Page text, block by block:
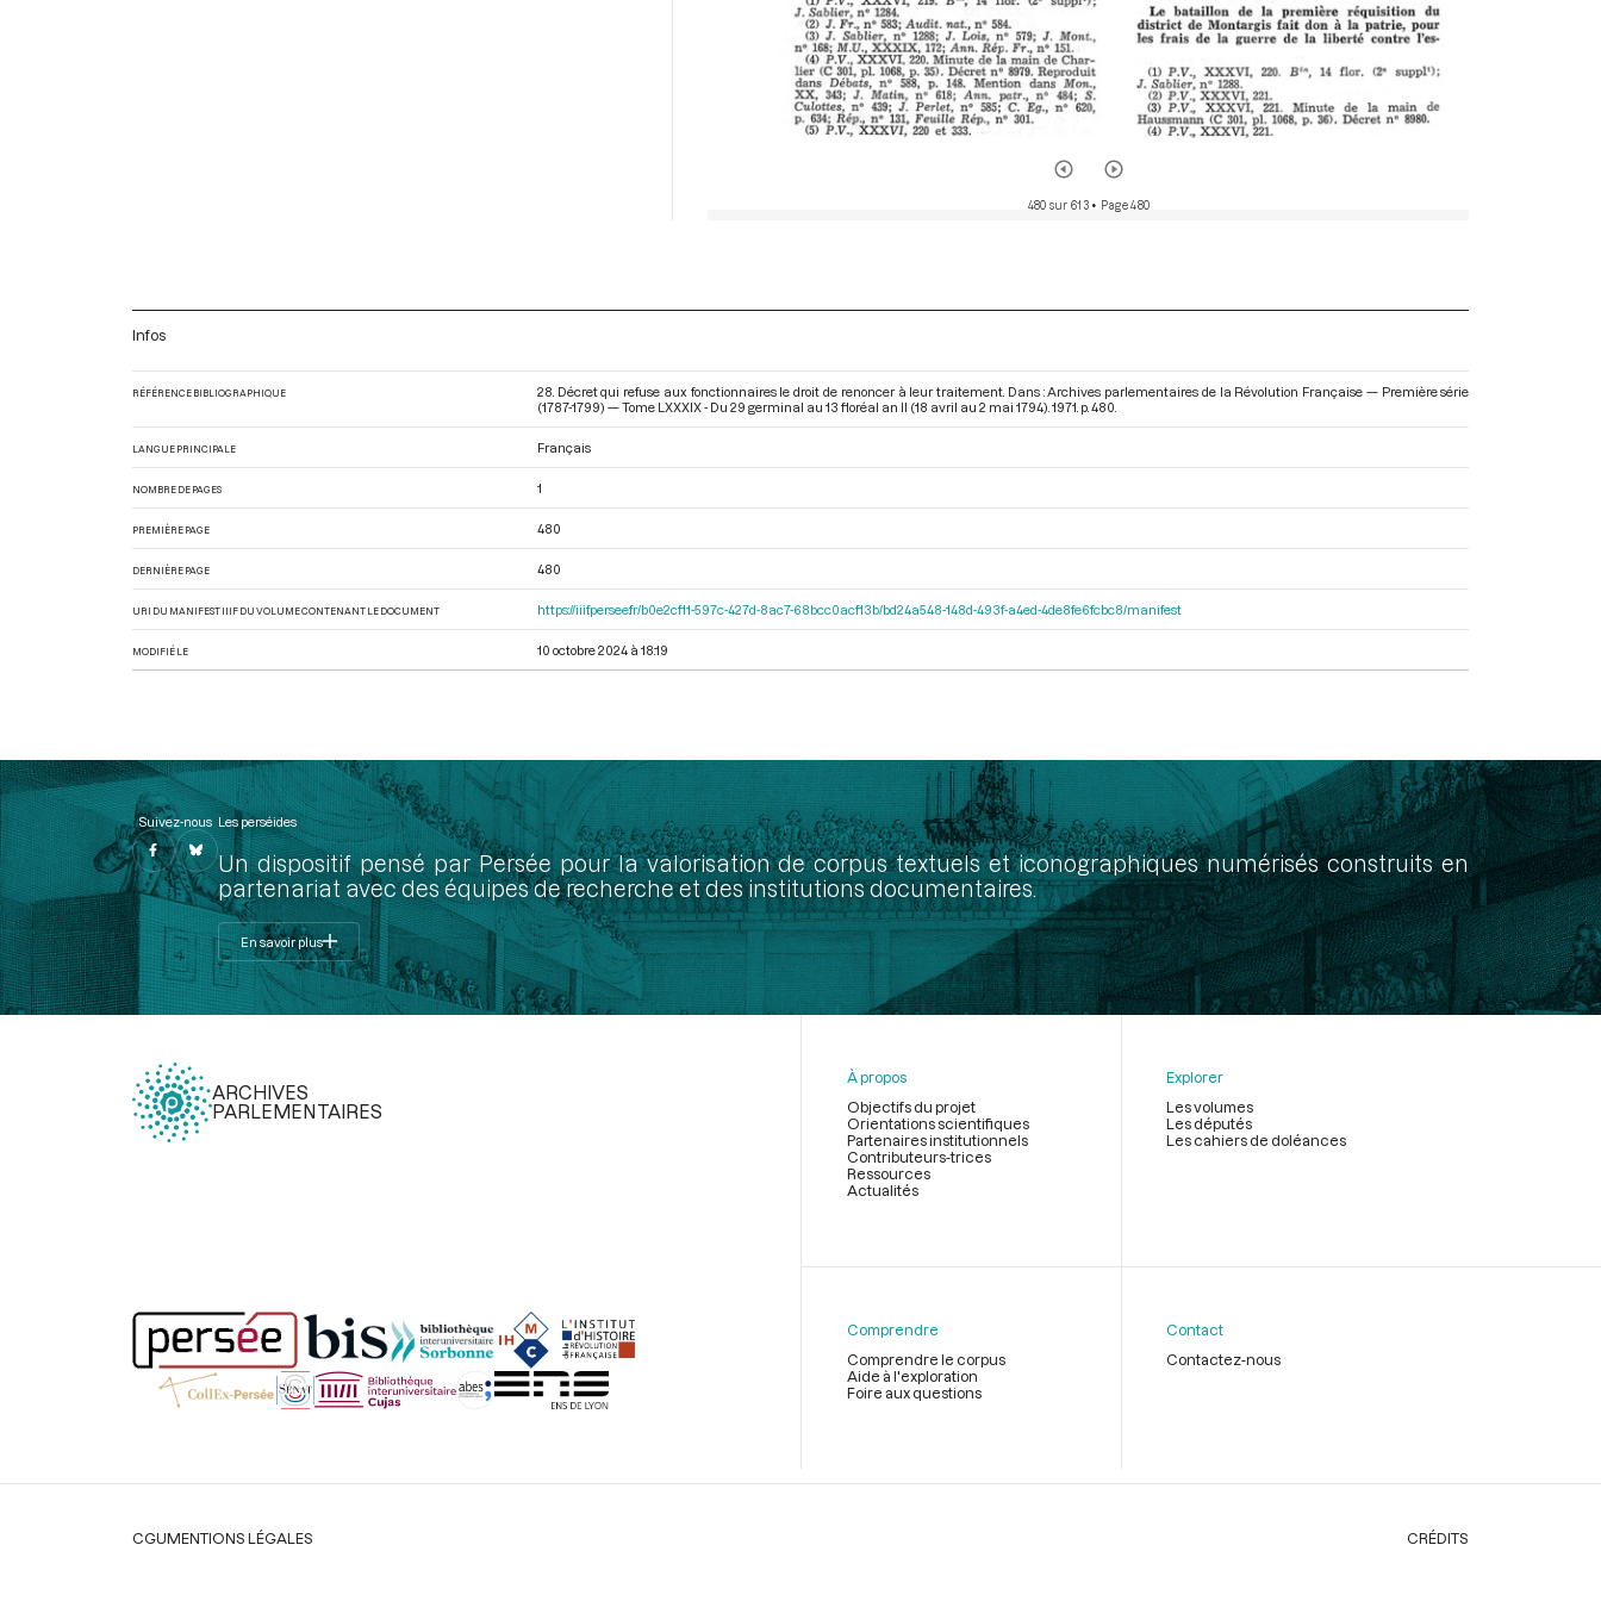
480 sur 613• Page 480
Infos
RÉFÉRENCE BIBLIOGRAPHIQUE
28. Décret qui refuse aux fonctionnaires le droit de renoncer à leur traitement. Dans : Archives parlementaires de la Révolution Française — Première série
(1787-1799) — Tome LXXXIX - Du 29 germinal au 13 floréal an II (18 avril au 2 mai 1794) . 1971. p. 480.
LANGUE PRINCIPALE Français
NOMBRE DE PAGES 1
PREMIÈRE PAGE 480
DERNIÈRE PAGE 480
URI DU MANIFEST IIIF DU VOLUME CONTENANT LE DOCUMENT https://iiif.persee.fr/b0e2cf11-597c-427d-8ac7-68bcc0acf13b/bd24a548-148d-493f-a4ed-4de8fe6fcbc8/manifest
MODIFIÉ LE 10 octobre 2024 à 18:19
Suivez-nous Les perséides
Un dispositif pensé par Persée pour la valorisation de corpus textuels et iconographiques numérisés construits en
partenariat avec des équipes de recherche et des institutions documentaires.
En savoir plus
ARCHIVES
PARLEMENTAIRES
page
À propos
Objectifs du projet
Orientations scientifiques
Partenaires institutionnels
Contributeurs-trices
Ressources
Actualités
Explorer
Les volumes
Les députés
Les cahiers de doléances
Comprendre
Comprendre le corpus
Aide à l'exploration
Foire aux questions
Contact
Contactez-nous
Légal
CGUMENTIONS LÉGALES CRÉDITS